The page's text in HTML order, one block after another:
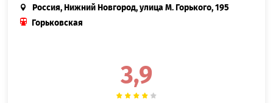
Россия, Нижний Новгород, улица М. Горького, 195
Горьковская
3,9